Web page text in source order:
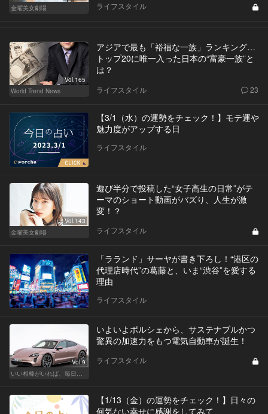
金曜美女劇場
ライフスタイル
Vol.165
World Trend News
アジアで最も「裕福な一族」ランキング…
トップ20に唯一入った日本の“富豪一族”と
は？
ライフスタイル 23
【3/1（水）の運勢をチェック！】モテ運や
魅力度がアップする日
ライフスタイル
Vol.143
金曜美女劇場
遊び半分で投稿した“女子高生の日常”がテ
ーマのショート動画がバズり、人生が激
変！？
ライフスタイル
「ラランド」サーヤが書き下ろし！“港区の
代理店時代”の葛藤と、いま“渋谷”を愛する
理由
ライフスタイル
Vol.9
いい相棒がいれば、毎日が楽しい。クルマがあるとできること
いよいよポルシェから、サステナブルかつ
驚異の加速力をもつ電気自動車が誕生！
ライフスタイル
【1/13（金）の運勢をチェック！】日々の
何気ない幸せに感謝をしてみて